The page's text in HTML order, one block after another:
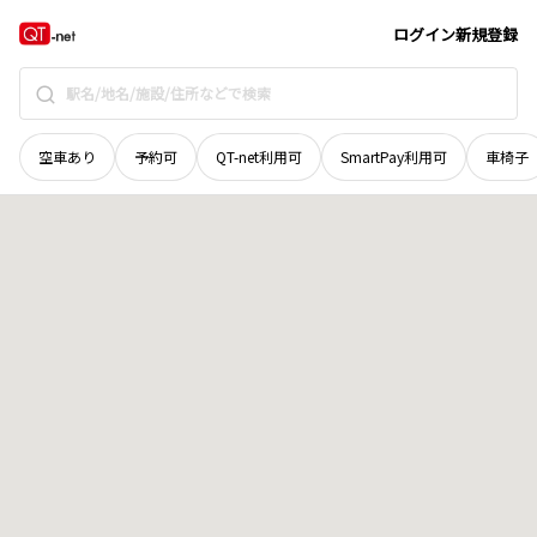
ログイン新規登録
空車あり 予約可 QT-net利用可 SmartPay利用可 車椅子
新潟県